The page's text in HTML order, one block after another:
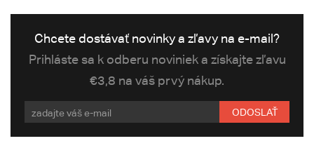
Chcete dostávať novinky a zľavy na e-mail?
Prihláste sa k odberu noviniek a získajte zľavu
€3,8 na váš prvý nákup.
ODOSLAŤ